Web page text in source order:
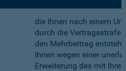
die Ihnen nach einem
durch die Vertragsstrafe
den Mehrbeitrag
Ihnen wegen einer
Erweiterung des mit